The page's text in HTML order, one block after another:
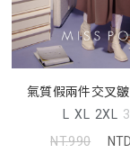
氣質假兩件交叉
MISS
L XL 2XL
NT.990